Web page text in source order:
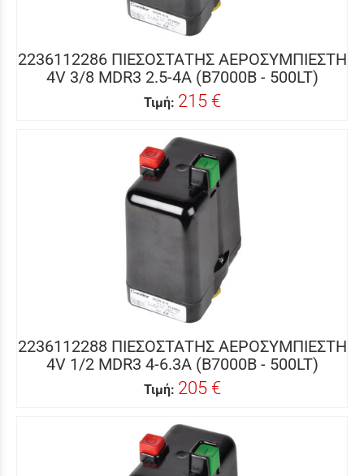
2236112286 ΠΙΕΣΟΣΤΑΤΗΣ ΑΕΡΟΣΥΜΠΙΕΣΤΗ
4V 3/8 MDR3 2.5-4A (B7000B - 500LT)
Τιμή: 215 €
2236112288 ΠΙΕΣΟΣΤΑΤΗΣ ΑΕΡΟΣΥΜΠΙΕΣΤΗ
4V 1/2 MDR3 4-6.3A (B7000B - 500LT)
Τιμή: 205 €